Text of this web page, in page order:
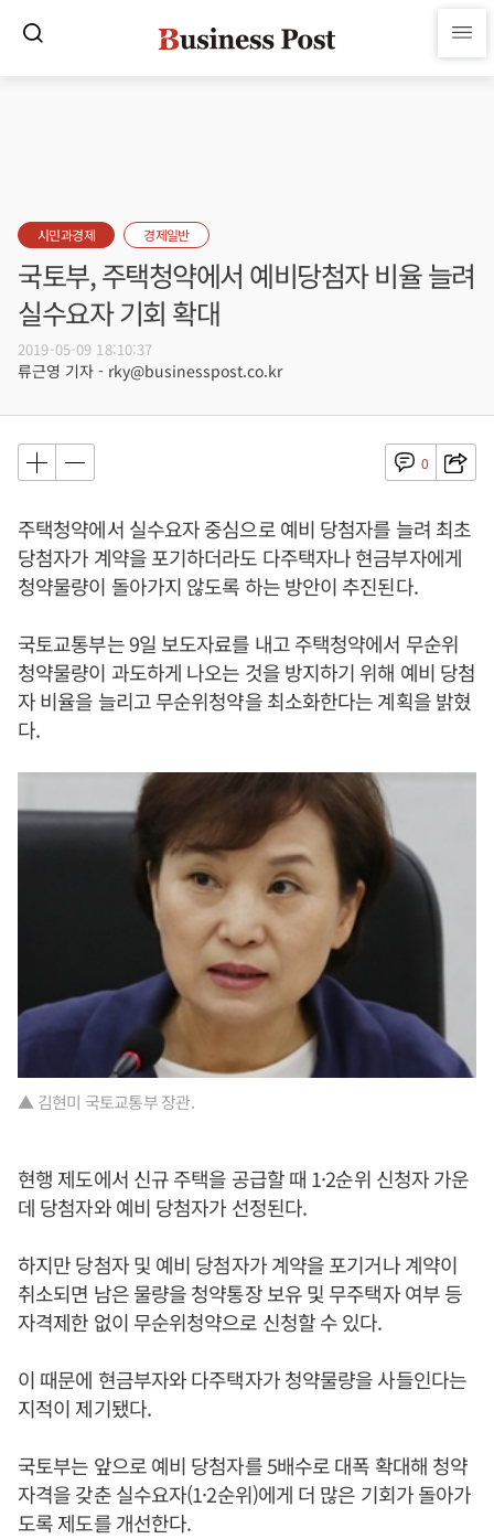
시민과경제 경제일반
국토부, 주택청약에서 예비당첨자 비율 늘려
실수요자 기회 확대
2019-05-09 18:10:37
류근영 기자 - rky@businesspost.co.kr
0
주택청약에서 실수요자 중심으로 예비 당첨자를 늘려 최초
당첨자가 계약을 포기하더라도 다주택자나 현금부자에게
청약물량이 돌아가지 않도록 하는 방안이 추진된다.
국토교통부는 9일 보도자료를 내고 주택청약에서 무순위
청약물량이 과도하게 나오는 것을 방지하기 위해 예비 당첨
자 비율을 늘리고 무순위청약을 최소화한다는 계획을 밝혔
다.
▲ 김현미 국토교통부 장관.
현행 제도에서 신규 주택을 공급할 때 1·2순위 신청자 가운
데 당첨자와 예비 당첨자가 선정된다.
하지만 당첨자 및 예비 당첨자가 계약을 포기거나 계약이
취소되면 남은 물량을 청약통장 보유 및 무주택자 여부 등
자격제한 없이 무순위청약으로 신청할 수 있다.
이 때문에 현금부자와 다주택자가 청약물량을 사들인다는
지적이 제기됐다.
국토부는 앞으로 예비 당첨자를 5배수로 대폭 확대해 청약
자격을 갖춘 실수요자(1·2순위)에게 더 많은 기회가 돌아가
도록 제도를 개선한다.